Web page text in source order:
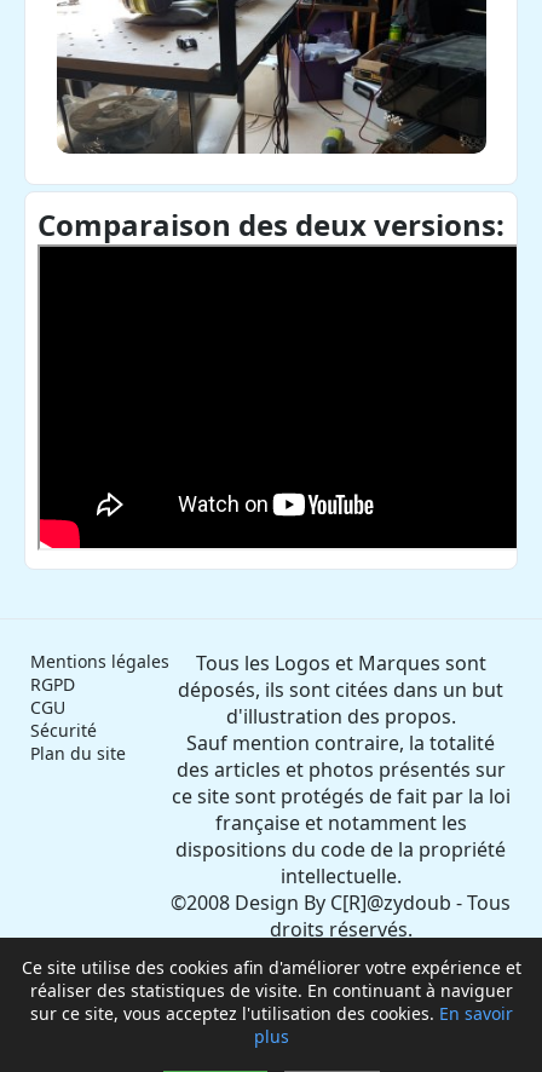
Comparaison des deux versions:
Mentions légales
RGPD
CGU
Sécurité
Plan du site
Tous les Logos et Marques sont
déposés, ils sont citées dans un but
d'illustration des propos.
Sauf mention contraire, la totalité
des articles et photos présentés sur
ce site sont protégés de fait par la loi
française et notamment les
dispositions du code de la propriété
intellectuelle.
©2008 Design By C[R]@zydoub - Tous
droits réservés.
Toute reproduction même partielle
est interdite - Les plagieurs seront
poursuivis.
©2026 Design By
Ce site utilise des cookies afin d'améliorer votre expérience et
réaliser des statistiques de visite. En continuant à naviguer
sur ce site, vous acceptez l'utilisation des cookies. En savoir
plus